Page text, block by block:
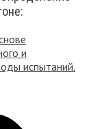
и
испытаний.